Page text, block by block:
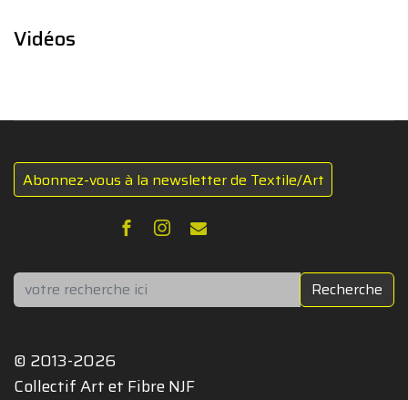
Vidéos
Abonnez-vous à la newsletter de Textile/Art
Rechercher Recherche
© 2013-2026
Collectif Art et Fibre NJF